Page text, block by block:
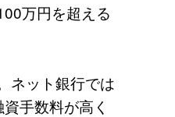
万円を超える
ネット銀行では
手数料が高く